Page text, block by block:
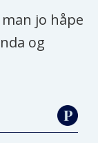
jo håpe
og